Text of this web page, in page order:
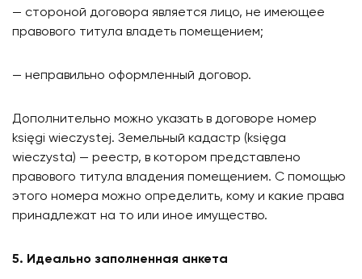
— стороной договора является лицо, не имеющее
правового титула владеть помещением​;
— неправильно оформленный договор.
Дополнительно можно указать в договоре номер
księgi wieczystej. Земельный кадастр (księga
wieczysta) — реестр, в котором представлено
правового титула владения помещением. C помощью
этого номера можно определить, кому и какие права
принадлежат на то или иное имущество.
5. Идеально заполненная анкета